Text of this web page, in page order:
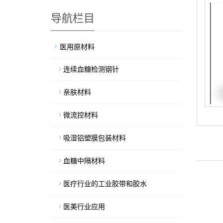
导航栏目
医用原材料
连续血糖检测钢针
亲肤材料
微流控材料
吸湿铝塑膜包装材料
血糖中隔材料
医疗行业的工业胶带和胶水
医美行业应用